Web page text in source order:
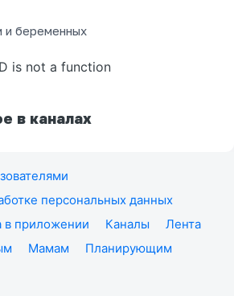
и беременных
is not a function
в каналах
персональных данных
в приложении Каналы
Лента
Мамам
Планирующим